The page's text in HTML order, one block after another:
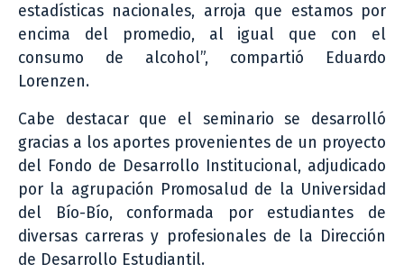
estadísticas nacionales, arroja que estamos por
encima del promedio, al igual que con el
consumo de alcohol”, compartió Eduardo
Lorenzen.
Cabe destacar que el seminario se desarrolló
gracias a los aportes provenientes de un proyecto
del Fondo de Desarrollo Institucional, adjudicado
por la agrupación Promosalud de la Universidad
del Bío-Bío, conformada por estudiantes de
diversas carreras y profesionales de la Dirección
de Desarrollo Estudiantil.